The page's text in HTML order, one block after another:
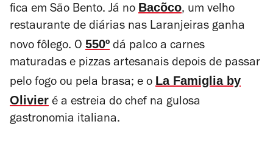
fica em São Bento. Já no Bacõco, um velho
restaurante de diárias nas Laranjeiras ganha
novo fôlego. O 550º dá palco a carnes
maturadas e pizzas artesanais depois de passar
pelo fogo ou pela brasa; e o La Famiglia by
Olivier é a estreia do chef na gulosa
gastronomia italiana.